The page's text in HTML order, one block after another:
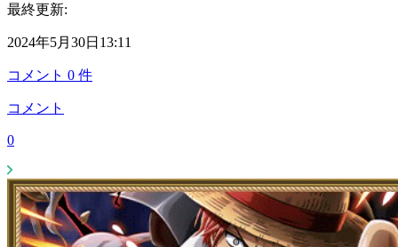
最終更新:
2024年5月30日13:11
コメント 0 件
コメント
0